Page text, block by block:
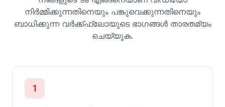
നിർമ്മിക്കുന്നതിനെയും പങ്കുവെക്കുന്നതിനെയും
ബാധിക്കുന്ന വർക്ക്ഫ്ലോയുടെ ഭാഗങ്ങൾ താരതമ്യം
ചെയ്യുക.
1